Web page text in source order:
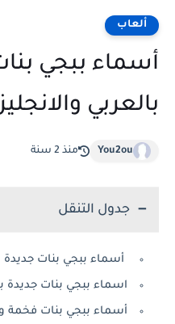
ألعاب
أسماء ببجي
بالعربي
You2ou منذ 2 سنة
جدول التنقل
أسماء ببجي بنات جديدة
اسماء ببجي بنات جديدة
أسماء ببجي بنات فخمة